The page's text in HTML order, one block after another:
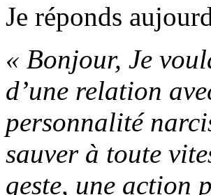
Je réponds
« Bonjour, Je
d’une relation
personnalité
sauver à toute
geste, une action